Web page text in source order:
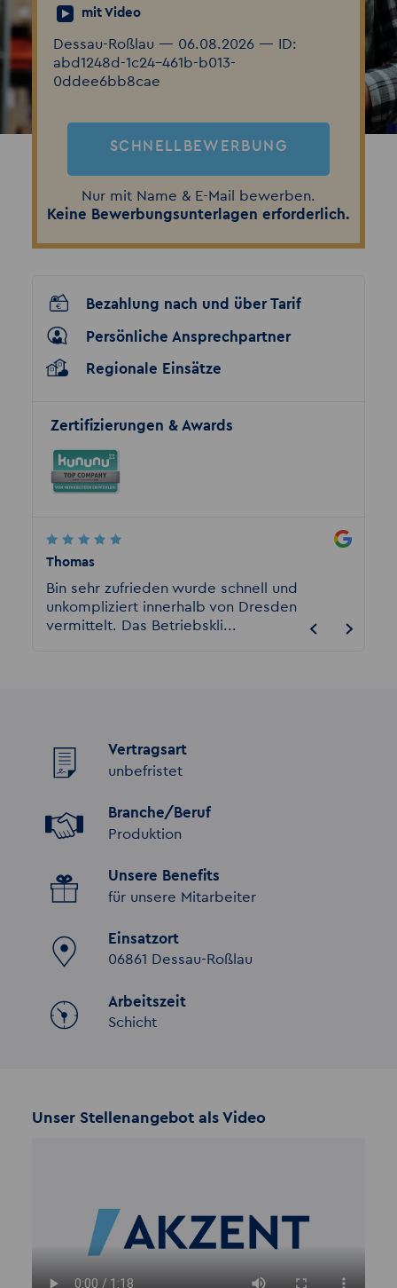
mit Video
Dessau-Roßlau — 06.08.2026 — ID:
abd1248d-1c24-461b-b013-
0ddee6bb8cae
SCHNELLBEWERBUNG
Nur mit Name & E-Mail bewerben.
Keine Bewerbungsunterlagen erforderlich.
Bezahlung nach und über Tarif
Persönliche Ansprechpartner
Regionale Einsätze
Zertifizierungen & Awards
Thomas
Bin sehr zufrieden wurde schnell und
unkompliziert innerhalb von Dresden
vermittelt. Das Betriebskli...
gut
Vertragsart
unbefristet
Branche/Beruf
Produktion
Unsere Benefits
für unsere Mitarbeiter
Einsatzort
06861 Dessau-Roßlau
Arbeitszeit
Schicht
Unser Stellenangebot als Video